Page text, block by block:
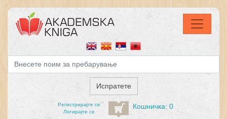
Регистрирајтe се
Логирајте се
Кошничка: 0